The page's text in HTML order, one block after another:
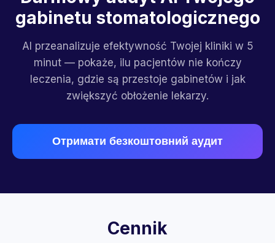
gabinetu stomatologicznego
AI przeanalizuje efektywność Twojej kliniki w 5
minut — pokaże, ilu pacjentów nie kończy
leczenia, gdzie są przestoje gabinetów i jak
zwiększyć obłożenie lekarzy.
Отримати безкоштовний аудит
Cennik